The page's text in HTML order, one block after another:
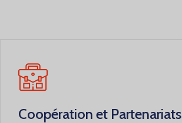
Coopération et Partenariats